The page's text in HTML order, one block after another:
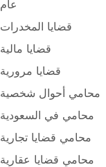
عام
قضايا المخدرات
قضايا مالية
قضايا مرورية
محامي أحوال شخصية
محامي في السعودية
محامي قضايا تجارية
محامي قضايا عقارية